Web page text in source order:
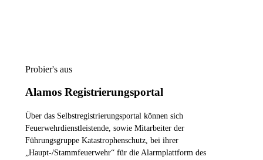
Probier's aus
Alamos Registrierungsportal
Über das Selbstregistrierungsportal können sich
Feuerwehrdienstleistende, sowie Mitarbeiter der
Führungsgruppe Katastrophenschutz, bei ihrer
„Haupt-/Stammfeuerwehr“ für die Alarmplattform des